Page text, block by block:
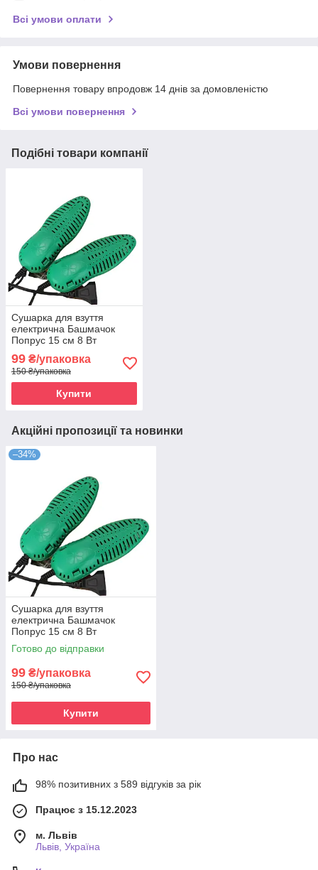
Всі умови оплати
Умови повернення
Повернення товару впродовж 14 днів за домовленістю
Всі умови повернення
Подібні товари компанії
Сушарка для взуття
електрична Башмачок
Попрус 15 см 8 Вт
99 ₴/упаковка
150 ₴/упаковка
Купити
Акційні пропозиції та новинки
–34%
Сушарка для взуття
електрична Башмачок
Попрус 15 см 8 Вт
Готово до відправки
99 ₴/упаковка
150 ₴/упаковка
Купити
Про нас
98% позитивних з 589 відгуків за рік
Працює з 15.12.2023
м. Львів
Львів, Україна